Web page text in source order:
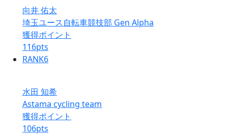
向井 佑太
埼玉ユース自転車競技部 Gen Alpha
獲得ポイント
116pts
RANK6
水田 知希
Astama cycling team
獲得ポイント
106pts